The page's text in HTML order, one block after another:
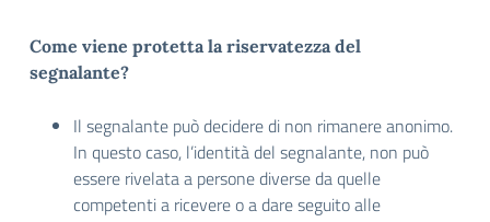
Come viene protetta la riservatezza del
segnalante?
Il segnalante può decidere di non rimanere anonimo.
In questo caso, l’identità del segnalante, non può
essere rivelata a persone diverse da quelle
competenti a ricevere o a dare seguito alle